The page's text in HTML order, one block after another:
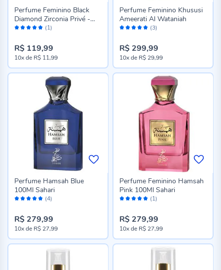
Avaliação: (1)
Perfume Feminino Black
Diamond Zirconia Privé -
100 ml
R$ 119,99
10xde R$ 11,99
Avaliação: (3)
Perfume Feminino Khususi
Ameerati Al Wataniah
R$ 299,99
10xde R$ 29,99
Avaliação: (4)
Perfume Hamsah Blue
100Ml Sahari
R$ 279,99
10xde R$ 27,99
Avaliação: (1)
Perfume Feminino Hamsah
Pink 100Ml Sahari
R$ 279,99
10xde R$ 27,99